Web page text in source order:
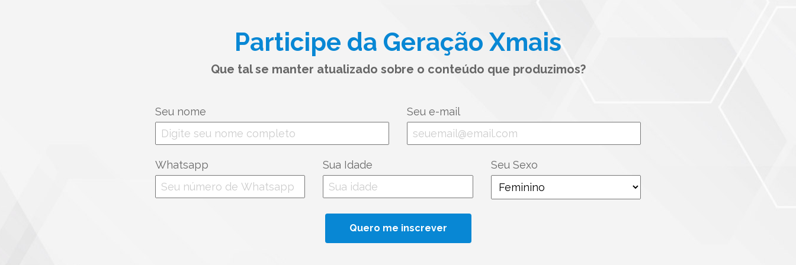
Participe da Geração Xmais
Que tal se manter atualizado sobre o conteúdo que produzimos?
Seu nome Seu e-mail
Whatsapp Sua Idade Seu Sexo